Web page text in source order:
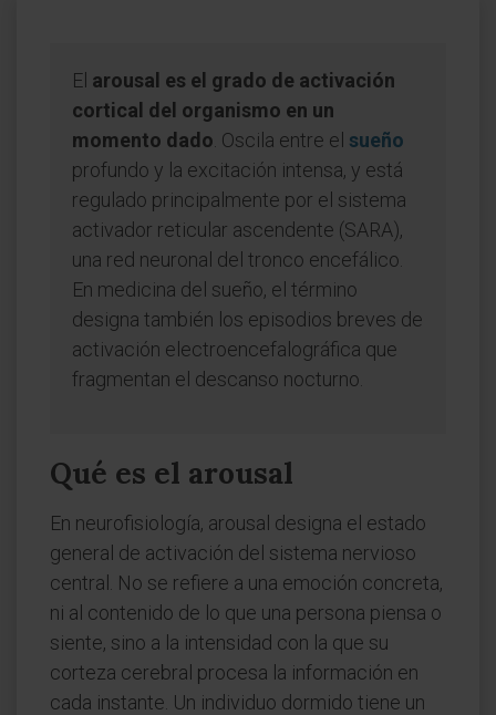
El arousal es el grado de activación
cortical del organismo en un
momento dado . Oscila entre el sueño
profundo y la excitación intensa, y está
regulado principalmente por el sistema
activador reticular ascendente (SARA),
una red neuronal del tronco encefálico.
En medicina del sueño, el término
designa también los episodios breves de
activación electroencefalográfica que
fragmentan el descanso nocturno.
Qué es el arousal
En neurofisiología, arousal designa el estado
general de activación del sistema nervioso
central. No se refiere a una emoción concreta,
ni al contenido de lo que una persona piensa o
siente, sino a la intensidad con la que su
corteza cerebral procesa la información en
cada instante. Un individuo dormido tiene un